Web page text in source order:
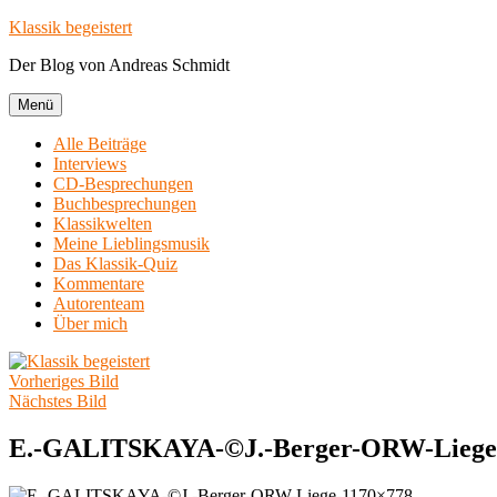
Zum
springen
Klassik begeistert
Der Blog von Andreas Schmidt
Menü
Alle Beiträge
Interviews
CD-Besprechungen
Buchbesprechungen
Klassikwelten
Meine Lieblingsmusik
Das Klassik-Quiz
Kommentare
Autorenteam
Über mich
Vorheriges Bild
Nächstes Bild
E.-GALITSKAYA-©J.-Berger-ORW-